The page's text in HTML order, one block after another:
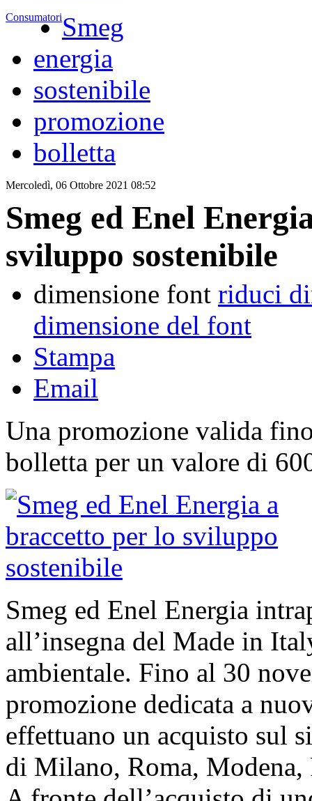
ConsumatoriSmeg
energia
sostenibile
promozione
bolletta
Mercoledì, 06 Ottobre 2021 08:52
Smeg ed Enel
sviluppo sostenibile
dimensione font riduci
dimensione del font
Stampa
Email
Una promozione valida
bolletta per un valore di
Smeg ed Enel Energia
all’insegna del Made in
ambientale. Fino al 30
promozione dedicata a
effettuano un acquisto sul
di Milano, Roma,